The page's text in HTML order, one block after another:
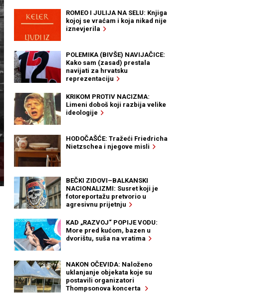
ROMEO I JULIJA NA SELU: Knjiga
kojoj se vraćam i koja nikad nije
iznevjerila
POLEMIKA (BIVŠE) NAVIJAČICE:
Kako sam (zasad) prestala
navijati za hrvatsku
reprezentaciju
KRIKOM PROTIV NACIZMA:
Limeni doboš koji razbija velike
ideologije
HODOČAŠĆE: Tražeći Friedricha
Nietzschea i njegove misli
BEČKI ZIDOVI–BALKANSKI
NACIONALIZMI: Susret koji je
fotoreportažu pretvorio u
agresivnu prijetnju
KAD „RAZVOJ“ POPIJE VODU:
More pred kućom, bazen u
dvorištu, suša na vratima
NAKON OČEVIDA: Naloženo
uklanjanje objekata koje su
postavili organizatori
Thompsonova koncerta